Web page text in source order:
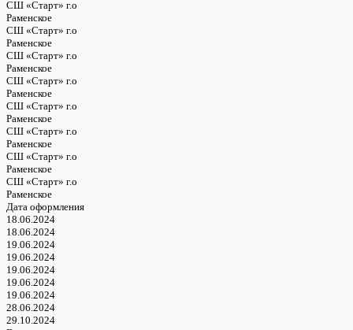
СШ «Старт» г.о
Раменское
СШ «Старт» г.о
Раменское
СШ «Старт» г.о
Раменское
СШ «Старт» г.о
Раменское
СШ «Старт» г.о
Раменское
СШ «Старт» г.о
Раменское
СШ «Старт» г.о
Раменское
СШ «Старт» г.о
Раменское
Дата оформления
18.06.2024
18.06.2024
19.06.2024
19.06.2024
19.06.2024
19.06.2024
19.06.2024
28.06.2024
29.10.2024